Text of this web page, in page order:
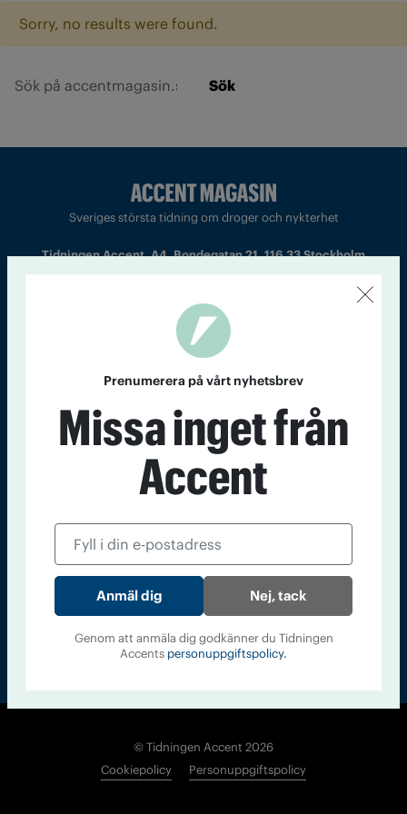
Sorry, no results were found.
Sök
Sveriges största tidning om droger och nykterhet
Tidningen Accent, A4, Bondegatan 21, 116 33 Stockholm
Chefredaktör och ansvarig utgivare: Barbro Janson Lundkvist,
barbro@a4.se.
Kontakt Om Tidningen Tidningsarkiv In English
Läs tidigare
Accent
© Tidningen Accent 2026
Cookiepolicy
Personuppgiftspolicy
Prenumerera på vårt nyhetsbrev
Missa inget från
Accent
Nej, tack
Genom att anmäla dig godkänner du Tidningen
Accents personuppgiftspolicy.